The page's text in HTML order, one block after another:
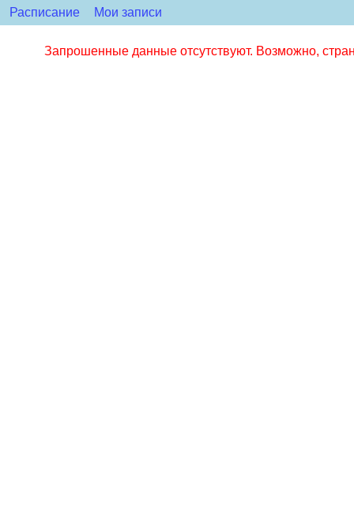
Расписание Мои записи
Запрошенные данные отсутствуют. Возможно,